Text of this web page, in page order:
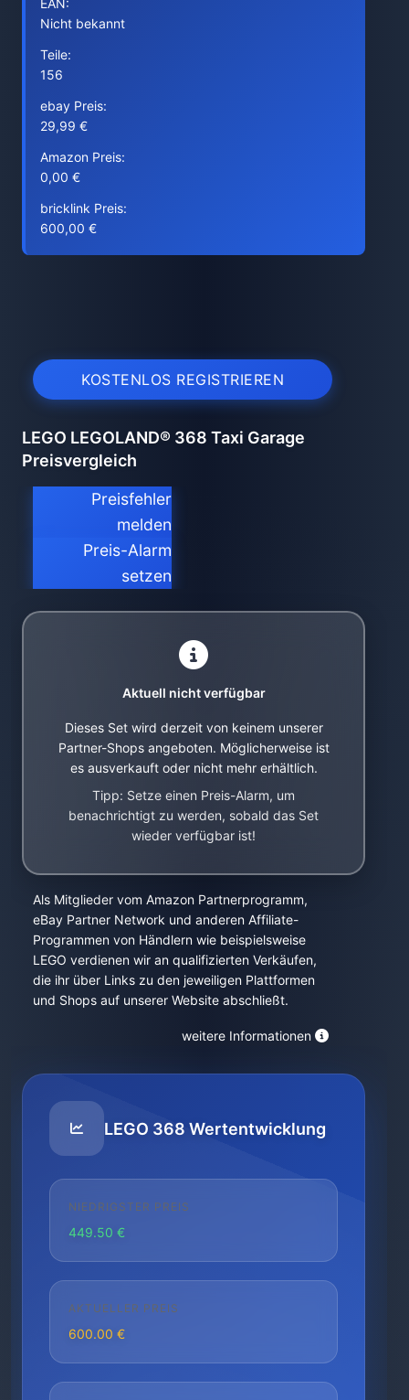
EAN:
Nicht bekannt
Teile:
156
ebay Preis:
29,99 €
Amazon Preis:
0,00 €
bricklink Preis:
600,00 €
KOSTENLOS REGISTRIEREN
LEGO LEGOLAND® 368 Taxi Garage
Preisvergleich
Preisfehler
melden
Preis-Alarm
setzen
Aktuell nicht verfügbar
Dieses Set wird derzeit von keinem unserer
Partner-Shops angeboten. Möglicherweise ist
es ausverkauft oder nicht mehr erhältlich.
Tipp: Setze einen Preis-Alarm, um
benachrichtigt zu werden, sobald das Set
wieder verfügbar ist!
Als Mitglieder vom Amazon Partnerprogramm,
eBay Partner Network und anderen Affiliate-
Programmen von Händlern wie beispielsweise
LEGO verdienen wir an qualifizierten Verkäufen,
die ihr über Links zu den jeweiligen Plattformen
und Shops auf unserer Website abschließt.
weitere Informationen
LEGO 368 Wertentwicklung
NIEDRIGSTER PREIS
449.50 €
AKTUELLER PREIS
600.00 €